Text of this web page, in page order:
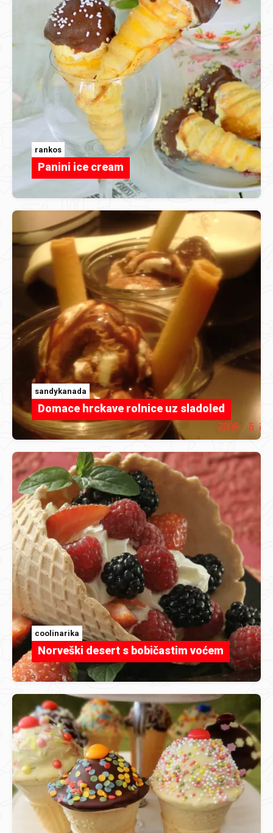
rankos
Panini ice cream
sandykanada
Domace hrckave rolnice uz sladoled
coolinarika
Norveški desert s bobičastim voćem